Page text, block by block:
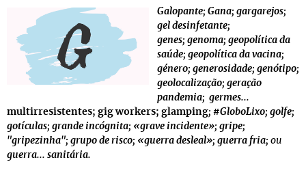
Galopante; Gana; gargarejos;
gel desinfetante;
genes; genoma; geopolítica da
saúde; geopolítica da vacina;
género; generosidade; genótipo;
geolocalização; geração
pandemia; germes...
multirresistentes; gig workers; glamping; #GloboLixo; golfe;
gotículas; grande incógnita; «grave incidente»; gripe;
"gripezinha"; grupo de risco; «guerra desleal»; guerra fria; ou
guerra... sanitária.